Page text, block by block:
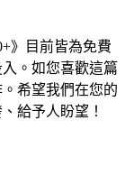
》目前皆為免費
。如您喜歡這篇
希望我們在您的
給予人盼望！